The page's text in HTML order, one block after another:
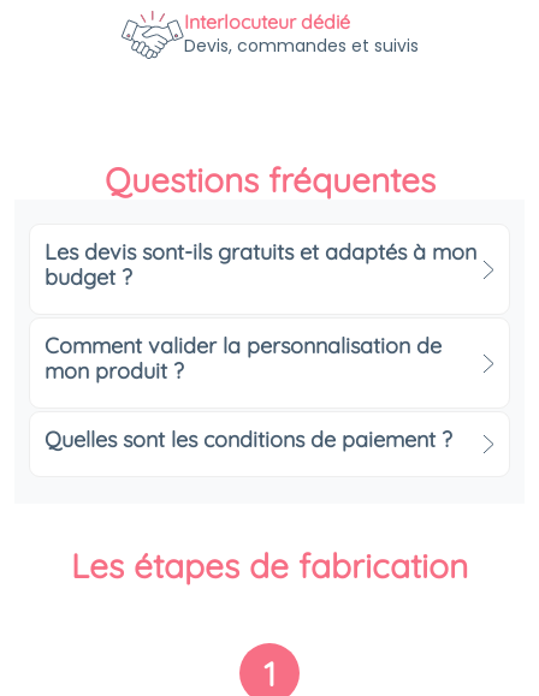
Interlocuteur dédié
Devis, commandes et suivis
Questions fréquentes
Les devis sont-ils gratuits et adaptés à mon
budget ?
Comment valider la personnalisation de
mon produit ?
Quelles sont les conditions de paiement ?
Les étapes de fabrication
1